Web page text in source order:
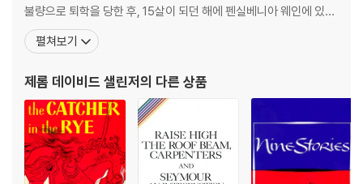
불량으로 퇴학을 당한 후, 15살이 되던 해에 펜실베니아 웨인에 있는
밸리 포지 육군 사관학교에 들어갔다. 이 학교는 후에 『호밀밭의 파수
꾼』의 주인공 홀든 콜필드가 퇴학을 당하는 펜시 고등학교의 모델이
로 활동하기도 했다. 1937년 뉴욕
펼쳐보기
제롬 데이비드 샐린저의 다른 상품